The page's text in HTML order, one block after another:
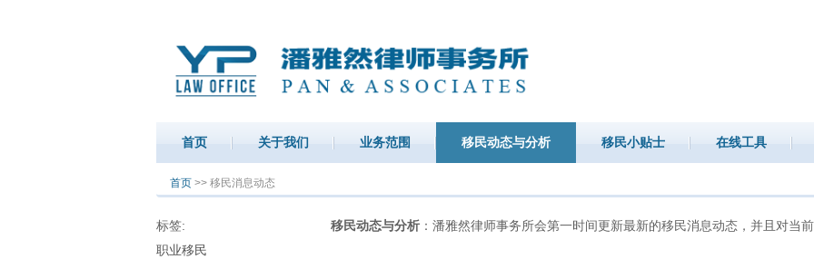
首页 关于我们 业务范围 移民动态与分析 移民小贴士 在线工具
你在这里
首页 >> 移民消息动态
标签:
职业移民
移民动态与分析：潘雅然律师事务所会第一时间更新最新的移民消息动态，并且对当